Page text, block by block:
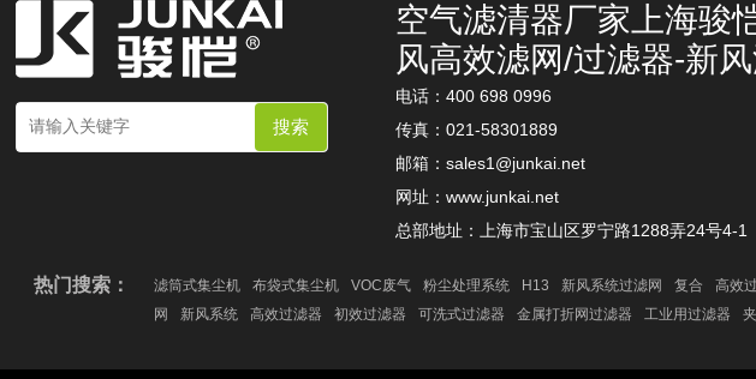
空气滤清器厂家上海骏
风高效滤网/过滤器-新
电话：400 698 0996
传真：021-58301889
邮箱：sales1@junkai.net
网址：www.junkai.net
总部地址：上海市宝山区罗宁路1288弄24号4-1
热门搜索： 滤筒式集尘机 布袋式集尘机 VOC废气 粉尘处理系统 H13 新风系统过滤网 复合 高效
网
新风系统 高效过滤器 初效过滤器 可洗式过滤器 金属打折网过滤器 工业用过滤器